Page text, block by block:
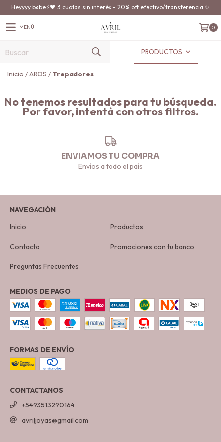
Heyyyy babe⚡️🖤 3 cuotas sin interés - 20% off efectivo/transferencia ✨
MENÚ 0
PRODUCTOS
Inicio /AROS / Trepadores
No tenemos resultados para tu búsqueda.
Por favor, intentá con otros filtros.
ENVIAMOS TU COMPRA
Envíos a todo el país
NAVEGACIÓN
Inicio
Productos
Contacto Promociones con tu banco
Preguntas Frecuentes
MEDIOS DE PAGO
FORMAS DE ENVÍO
CONTACTANOS
+5493513290164
avriljoyas@gmail.com